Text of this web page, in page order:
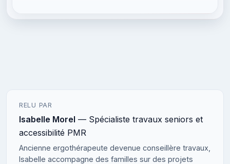
RELU PAR
Isabelle Morel — Spécialiste travaux seniors et
accessibilité PMR
Ancienne ergothérapeute devenue conseillère travaux,
Isabelle accompagne des familles sur des projets